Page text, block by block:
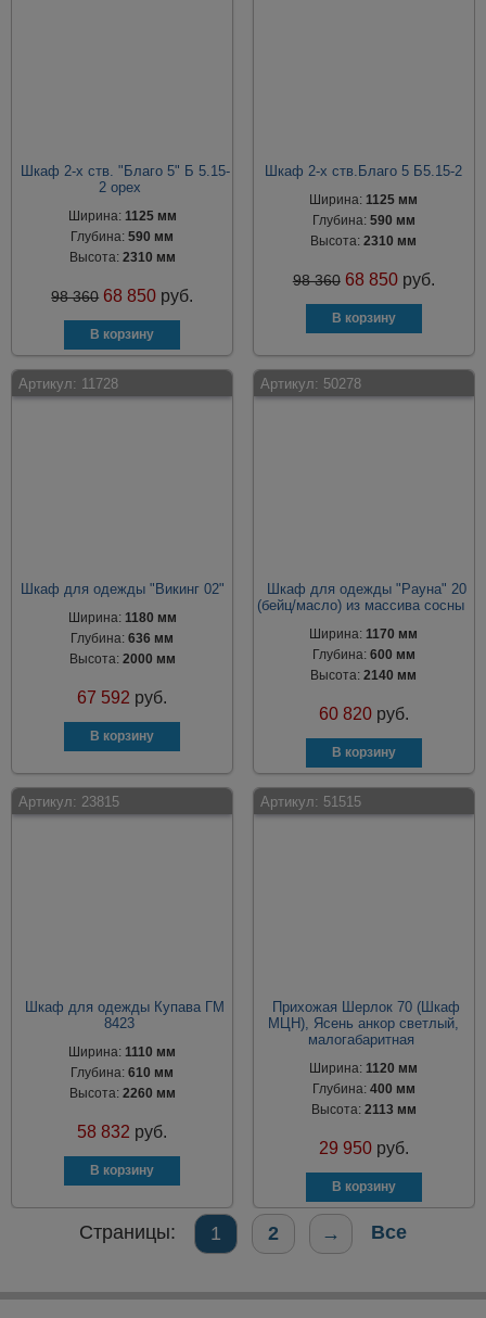
Шкаф 2-х ств. "Благо 5" Б 5.15-
2 орех
Ширина: 1125 мм
Глубина:590 мм
Высота: 2310 мм
98 360 68 850 руб.
Шкаф 2-х ств.Благо 5 Б5.15-2
Ширина:1125 мм
Глубина: 590 мм
Высота:2310 мм
98 360 68 850 руб.
Артикул: 11728
Шкаф для одежды "Викинг 02"
Ширина: 1180 мм
Глубина:636 мм
Высота: 2000 мм
67 592 руб.
Артикул: 50278
Шкаф для одежды "Рауна" 20
(бейц/масло) из массива сосны
Ширина:1170 мм
Глубина: 600 мм
Высота:2140 мм
60 820 руб.
Артикул: 23815
Шкаф для одежды Купава ГМ
8423
Ширина:1110 мм
Глубина:610 мм
Высота: 2260 мм
58 832 руб.
Артикул: 51515
Прихожая Шерлок 70 (Шкаф
МЦН), Ясень анкор светлый,
малогабаритная
Ширина:1120 мм
Глубина: 400 мм
Высота: 2113 мм
29 950 руб.
Страницы: 1 2 → Все